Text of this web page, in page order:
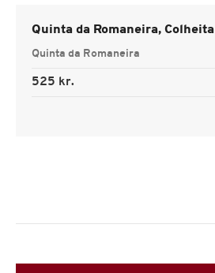
Quinta da Romaneira, Colheita
Quinta da Romaneira
525 kr.